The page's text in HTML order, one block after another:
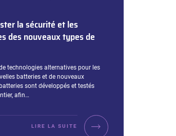
la sécurité et les
des nouveaux types de
technologies alternatives pour les
batteries et de nouveaux
sont développés et testés
afin…
LIRE LA SUITE